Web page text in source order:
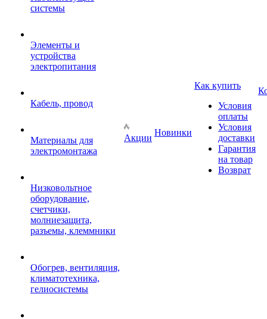
системы
Элементы и
устройства
электропитания
Кабель, провод
Материалы для
электромонтажа
Низковольтное
оборудование,
счетчики,
молниезащита,
разъемы, клеммники
Обогрев, вентиляция,
климатотехника,
гелиосистемы
Акции
Новинки
Как купить
Условия
оплаты
Условия
доставки
Гарантия
на товар
Возврат